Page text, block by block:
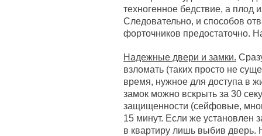
техногенное бедствие, а плод
Следовательно, и способов
форточников предостаточно.
Надежные двери и замки.
взломать (таких просто не
время, нужное для доступа в
замок можно вскрыть за 30
защищенности (сейфовые,
15 минут. Если же установлен
в квартиру лишь выбив дверь.